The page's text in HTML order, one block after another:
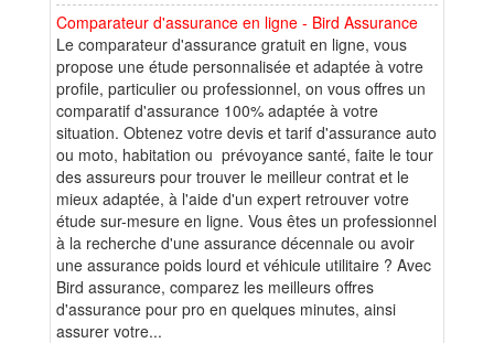
Comparateur d'assurance en ligne - Bird Assurance
Le comparateur d'assurance gratuit en ligne, vous
propose une étude personnalisée et adaptée à votre
profile, particulier ou professionnel, on vous offres un
comparatif d'assurance 100% adaptée à votre
situation. Obtenez votre devis et tarif d'assurance auto
ou moto, habitation ou prévoyance santé, faite le tour
des assureurs pour trouver le meilleur contrat et le
mieux adaptée, à l'aide d'un expert retrouver votre
étude sur-mesure en ligne. Vous êtes un professionnel
à la recherche d'une assurance décennale ou avoir
une assurance poids lourd et véhicule utilitaire ? Avec
Bird assurance, comparez les meilleurs offres
d'assurance pour pro en quelques minutes, ainsi
assurer votre...